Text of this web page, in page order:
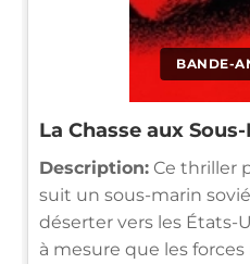
BANDE-
La Chasse aux
Description: Ce thriller
suit un sous-marin
déserter vers les États-
à mesure que les forces